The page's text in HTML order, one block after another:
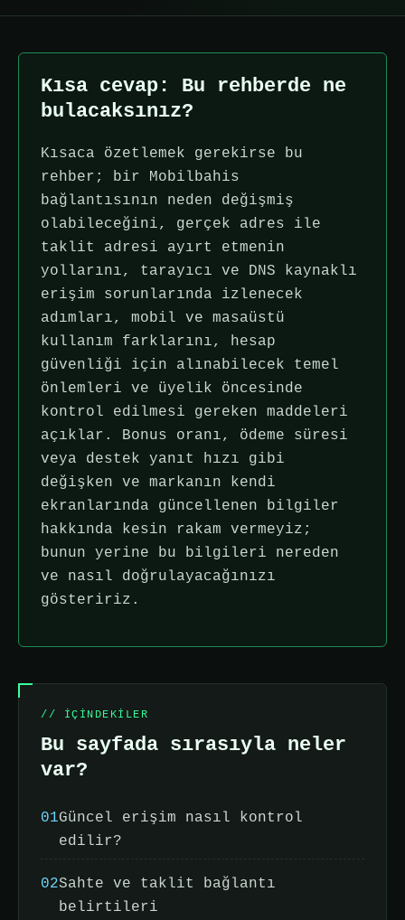
Kısa cevap: Bu rehberde ne
bulacaksınız?
Kısaca özetlemek gerekirse bu
rehber; bir Mobilbahis
bağlantısının neden değişmiş
olabileceğini, gerçek adres ile
taklit adresi ayırt etmenin
yollarını, tarayıcı ve DNS kaynaklı
erişim sorunlarında izlenecek
adımları, mobil ve masaüstü
kullanım farklarını, hesap
güvenliği için alınabilecek temel
önlemleri ve üyelik öncesinde
kontrol edilmesi gereken maddeleri
açıklar. Bonus oranı, ödeme süresi
veya destek yanıt hızı gibi
değişken ve markanın kendi
ekranlarında güncellenen bilgiler
hakkında kesin rakam vermeyiz;
bunun yerine bu bilgileri nereden
ve nasıl doğrulayacağınızı
gösteririz.
// IÇINDEKILER
Bu sayfada sırasıyla neler
var?
01Güncel erişim nasıl kontrol
edilir?
02Sahte ve taklit bağlantı
belirtileri